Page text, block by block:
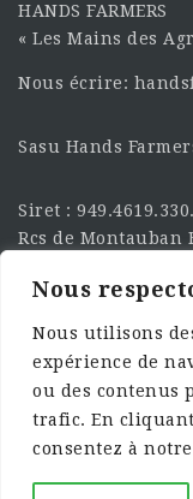
Nous
Nous utilisons
expérience de
ou des contenus
trafic. En
consentez à
HANDS FARMERS
« Les Mains des
Nous écrire:
Sasu Hands
Siret :
Rcs de Montauban
SUIVEZ-NOUS
RÉSEAU :
©2025